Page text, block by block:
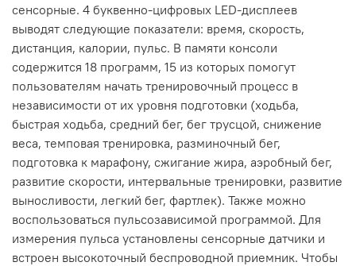
сенсорные. 4 буквенно-цифровых LED-дисплеев
выводят следующие показатели: время, скорость,
дистанция, калории, пульс. В памяти консоли
содержится 18 программ, 15 из которых помогут
пользователям начать тренировочный процесс в
независимости от их уровня подготовки (ходьба,
быстрая ходьба, средний бег, бег трусцой, снижение
веса, темповая тренировка, разминочный бег,
подготовка к марафону, сжигание жира, аэробный бег,
развитие скорости, интервальные тренировки, развитие
выносливости, легкий бег, фартлек). Также можно
воспользоваться пульсозависимой программой. Для
измерения пульса установлены сенсорные датчики и
встроен высокоточный беспроводной приемник. Чтобы